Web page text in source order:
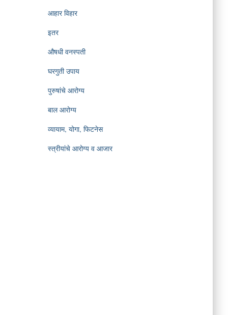
आहार विहार
इतर
औषधी वनस्पती
घरगुती उपाय
पुरुषांचे आरोग्य
बाल आरोग्य
व्यायाम, योगा, फिटनेस
स्त्रीयांचे आरोग्य व आजार